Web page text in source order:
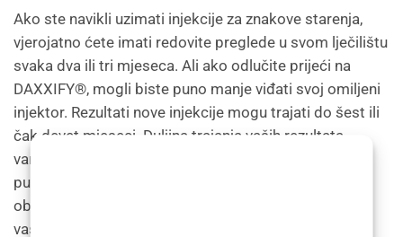
Ako ste navikli uzimati injekcije za znakove starenja,
vjerojatno ćete imati redovite preglede u svom lječilištu
svaka dva ili tri mjeseca. Ali ako odlučite prijeći na
DAXXIFY®, mogli biste puno manje viđati svoj omiljeni
injektor. Rezultati nove injekcije mogu trajati do šest ili
čak devet mjeseci. Duljina trajanja vaših rezultata
varirat će ovisno o vašem načinu života (na primjer
pušite li ili pijete alkohol), koliko brzo vaše tijelo
obrađuje proizvod i drugim čimbenicima, uključujući
vašu dob, mjesto injekcija i korištena tehnika